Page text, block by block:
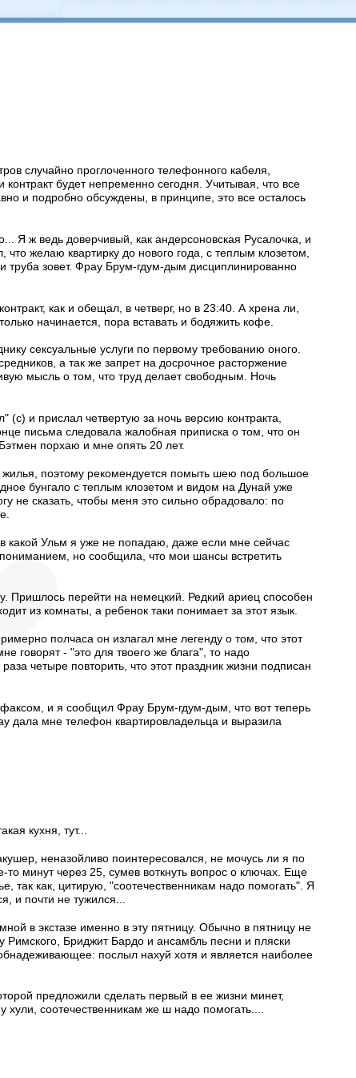
случайно проглоченного телефонного кабеля,
будет непременно сегодня. Учитывая, что все
и подробно обсуждены, в принципе, это все осталось
Я ж ведь доверчивый, как андерсоновская Русалочка, и
желаю квартирку до нового года, с теплым клозетом,
зовет. Фрау Брум-гдум-дым дисциплинированно
как и обещал, в четверг, но в 23:40. А хрена ли,
начинается, пора вставать и бодяжить кофе.
сексуальные услуги по первому требованию оного.
а так же запрет на досрочное расторжение
мысль о том, что труд делает свободным. Ночь
и прислал четвертую за ночь версию контракта,
письма следовала жалобная приписка о том, что он
порхаю и мне опять 20 лет.
поэтому рекомендуется помыть шею под большое
бунгало с теплым клозетом и видом на Дунай уже
не сказать, чтобы меня это сильно обрадовало: по
какой Ульм я уже не попадаю, даже если мне сейчас
но сообщила, что мои шансы встретить
Пришлось перейти на немецкий. Редкий ариец способен
из комнаты, а ребенок таки понимает за этот язык.
полчаса он излагал мне легенду о том, что этот
говорят - "это для твоего же блага", то надо
четыре повторить, что этот праздник жизни подписан
и я сообщил Фрау Брум-гдум-дым, что вот теперь
дала мне телефон квартировладельца и выразила
кухня, тут...
неназойливо поинтересовался, не мочусь ли я по
то минут через 25, сумев воткнуть вопрос о ключах. Еще
так как, цитирую, "соотечественникам надо помогать". Я
и почти не тужился...
в экстазе именно в эту пятницу. Обычно в пятницу не
Римского, Бриджит Бардо и ансамбль песни и пляски
послыл нахуй хотя и является наиболее
предложили сделать первый в ее жизни минет,
хули, соотечественникам же ш надо помогать....